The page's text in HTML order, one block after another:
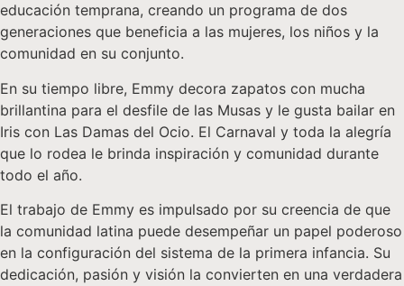
educación temprana, creando un programa de dos
generaciones que beneficia a las mujeres, los niños y la
comunidad en su conjunto.
En su tiempo libre, Emmy decora zapatos con mucha
brillantina para el desfile de las Musas y le gusta bailar en
Iris con Las Damas del Ocio. El Carnaval y toda la alegría
que lo rodea le brinda inspiración y comunidad durante
todo el año.
El trabajo de Emmy es impulsado por su creencia de que
la comunidad latina puede desempeñar un papel poderoso
en la configuración del sistema de la primera infancia. Su
dedicación, pasión y visión la convierten en una verdadera